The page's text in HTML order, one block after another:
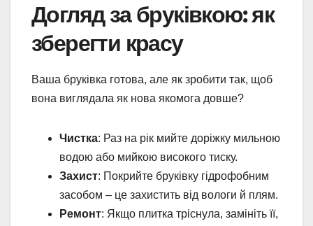
Догляд за бруківкою: як
зберегти красу
Ваша бруківка готова, але як зробити так, щоб
вона виглядала як нова якомога довше?
Чистка: Раз на рік мийте доріжку мильною
водою або мийкою високого тиску.
Захист: Покрийте бруківку гідрофобним
засобом – це захистить від вологи й плям.
Ремонт: Якщо плитка тріснула, замініть її,